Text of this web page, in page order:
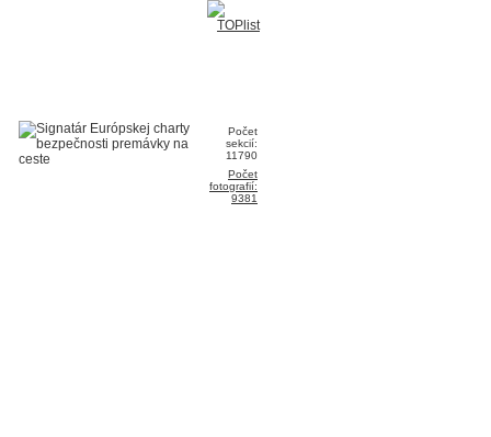
Počet
sekcií:
11790
Počet
fotografií:
9381